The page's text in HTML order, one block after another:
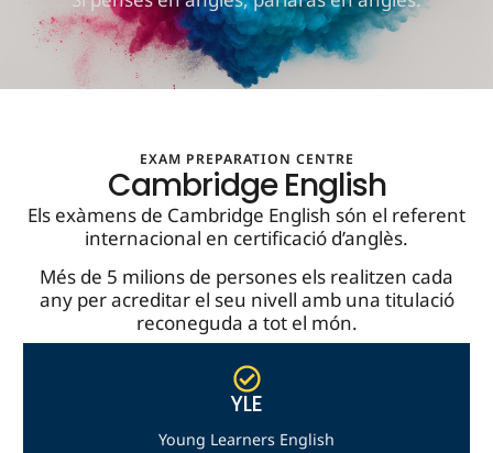
EXAM PREPARATION CENTRE
Cambridge English
Els exàmens de Cambridge English són el referent
internacional en certificació d’anglès.
Més de 5 milions de persones els realitzen cada
any per acreditar el seu nivell amb una titulació
reconeguda a tot el món.
YLE
Young Learners English